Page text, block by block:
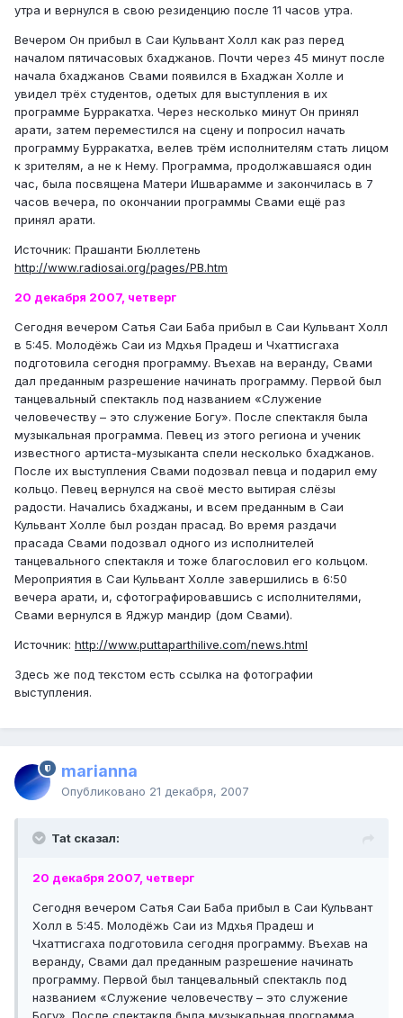
утра и вернулся в свою резиденцию после 11 часов утра.
Вечером Он прибыл в Саи Кульвант Холл как раз перед
началом пятичасовых бхаджанов. Почти через 45 минут после
начала бхаджанов Свами появился в Бхаджан Холле и
увидел трёх студентов, одетых для выступления в их
программе Бурракатха. Через несколько минут Он принял
арати, затем переместился на сцену и попросил начать
программу Бурракатха, велев трём исполнителям стать лицом
к зрителям, а не к Нему. Программа, продолжавшаяся один
час, была посвящена Матери Ишварамме и закончилась в 7
часов вечера, по окончании программы Свами ещё раз
принял арати.
Источник: Прашанти Бюллетень
http://www.radiosai.org/pages/PB.htm
20 декабря 2007, четверг
Сегодня вечером Сатья Саи Баба прибыл в Саи Кульвант Холл
в 5:45. Молодёжь Саи из Мдхья Прадеш и Чхаттисгаха
подготовила сегодня программу. Въехав на веранду, Свами
дал преданным разрешение начинать программу. Первой был
танцевальный спектакль под названием «Служение
человечеству – это служение Богу». После спектакля была
музыкальная программа. Певец из этого региона и ученик
известного артиста-музыканта спели несколько бхаджанов.
После их выступления Свами подозвал певца и подарил ему
кольцо. Певец вернулся на своё место вытирая слёзы
радости. Начались бхаджаны, и всем преданным в Саи
Кульвант Холле был роздан прасад. Во время раздачи
прасада Свами подозвал одного из исполнителей
танцевального спектакля и тоже благословил его кольцом.
Мероприятия в Саи Кульвант Холле завершились в 6:50
вечера арати, и, сфотографировавшись с исполнителями,
Свами вернулся в Яджур мандир (дом Свами).
Источник: http://www.puttaparthilive.com/news.html
Здесь же под текстом есть ссылка на фотографии
выступления.
marianna
Опубликовано 21 декабря, 2007
Tat сказал:
20 декабря 2007, четверг
Сегодня вечером Сатья Саи Баба прибыл в Саи Кульвант
Холл в 5:45. Молодёжь Саи из Мдхья Прадеш и
Чхаттисгаха подготовила сегодня программу. Въехав на
веранду, Свами дал преданным разрешение начинать
программу. Первой был танцевальный спектакль под
названием «Служение человечеству – это служение
Богу». После спектакля была музыкальная программа.